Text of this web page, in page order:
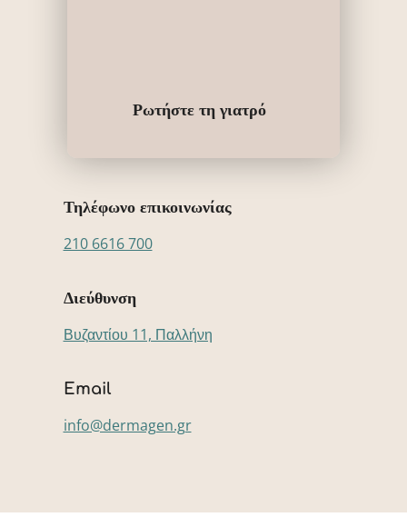
Ρωτήστε τη γιατρό
Τηλέφωνο επικοινωνίας
210 6616 700
Διεύθυνση
Βυζαντίου 11, Παλλήνη
Email
info@dermagen.gr